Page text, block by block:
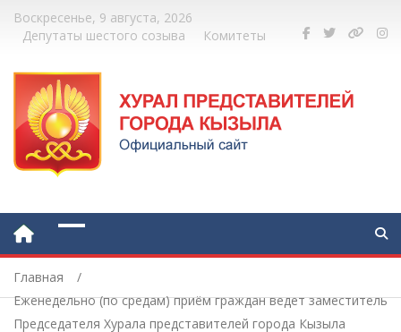
Воскресенье, 9 августа, 2026
Депутаты шестого созыва
Комитеты
Главная
Еженедельно (по средам) приём граждан ведет заместитель
Председателя Хурала представителей города Кызыла